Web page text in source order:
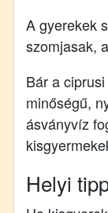
A gyerekek
szomjasak,
Bár a
minőségű,
ásványvíz
Helyi